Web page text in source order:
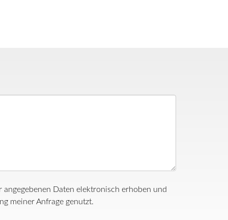
Daten elektronisch erhoben und
meiner Anfrage genutzt.